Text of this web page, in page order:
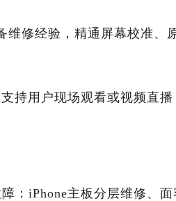
修经验，精通屏幕校准、
用户现场观看或视频直播
：iPhone主板分层维修、